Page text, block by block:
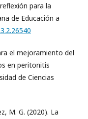
para la
de Educación a
el mejoramiento del
en peritonitis
de Ciencias
M. G. (2020). La